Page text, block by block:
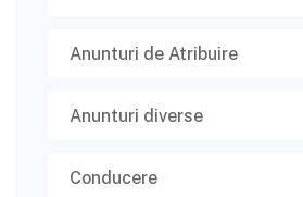
Anunturi de Atribuire
Anunturi diverse
Conducere